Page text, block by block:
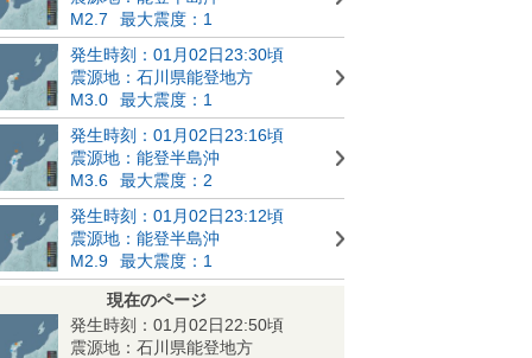
M2.7
最大震度：1
発生時刻：01月02日23:30頃
震源地：石川県能登地方
M3.0
最大震度：1
発生時刻：01月02日23:16頃
震源地：能登半島沖
M3.6
最大震度：2
発生時刻：01月02日23:12頃
震源地：能登半島沖
M2.9
最大震度：1
現在のページ
発生時刻：01月02日22:50頃
震源地：石川県能登地方